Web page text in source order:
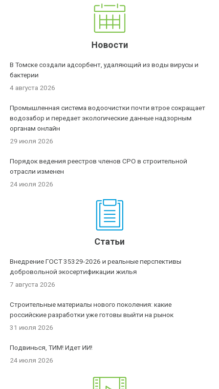
Новости
В Томске создали адсорбент, удаляющий из воды вирусы и
бактерии
4 августа 2026
Промышленная система водоочистки почти втрое сокращает
водозабор и передает экологические данные надзорным
органам онлайн
29 июля 2026
Порядок ведения реестров членов СРО в строительной
отрасли изменен
24 июля 2026
Статьи
Внедрение ГОСТ 35329-2026 и реальные перспективы
добровольной экосертификации жилья
7 августа 2026
Строительные материалы нового поколения: какие
российские разработки уже готовы выйти на рынок
31 июля 2026
Подвинься, ТИМ! Идет ИИ!
24 июля 2026